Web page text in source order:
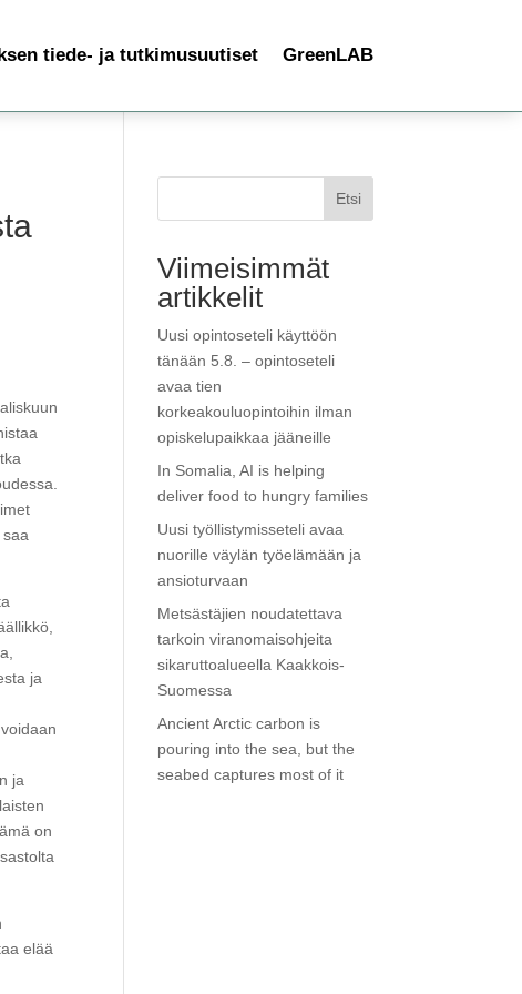
tiede- ja tutkimusuutiset GreenLAB
ja
ja
on
elää
Etsi
Viimeisimmät
artikkelit
Uusi opintoseteli käyttöön
tänään 5.8. – opintoseteli
avaa tien
korkeakouluopintoihin ilman
opiskelupaikkaa jääneille
In Somalia, AI is helping
deliver food to hungry families
Uusi työllistymisseteli avaa
nuorille väylän työelämään ja
ansioturvaan
Metsästäjien noudatettava
tarkoin viranomaisohjeita
sikaruttoalueella Kaakkois-
Suomessa
Ancient Arctic carbon is
pouring into the sea, but the
seabed captures most of it